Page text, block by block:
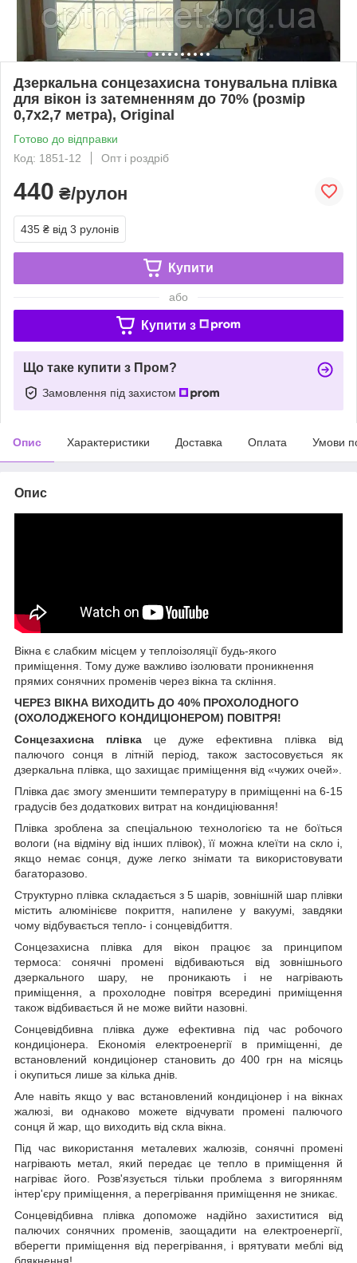
Дзеркальна сонцезахисна тонувальна плівка
для вікон із затемненням до 70% (розмір
0,7х2,7 метра), Original
Готово до відправки
Код: 1851-12
Опт і роздріб
440 ₴/рулон
435 ₴ від 3 рулонів
Купити
або
Купити з
Що таке купити з Пром?
Замовлення під захистом
Опис Характеристики Доставка Оплата Умови
Опис
Вікна є слабким місцем у теплоізоляції будь-якого
приміщення. Тому дуже важливо ізолювати проникнення
прямих сонячних променів через вікна та скління.
ЧЕРЕЗ ВІКНА ВИХОДИТЬ ДО 40% ПРОХОЛОДНОГО
(ОХОЛОДЖЕНОГО КОНДИЦІОНЕРОМ) ПОВІТРЯ!
Сонцезахисна плівка це дуже ефективна плівка від
палючого сонця в літній період, також застосовується як
дзеркальна плівка, що захищає приміщення від «чужих очей».
Плівка дає змогу зменшити температуру в приміщенні на 6-15
градусів без додаткових витрат на кондиціювання!
Плівка зроблена за спеціальною технологією та не боїться
вологи (на відміну від інших плівок), її можна клеїти на скло і,
якщо немає сонця, дуже легко знімати та використовувати
багаторазово.
Структурно плівка складається з 5 шарів, зовнішній шар плівки
містить алюмінієве покриття, напилене у вакуумі, завдяки
чому відбувається тепло- і сонцевідбиття.
Сонцезахисна плівка для вікон працює за принципом
термоса: сонячні промені відбиваються від зовнішнього
дзеркального шару, не проникають і не нагрівають
приміщення, а прохолодне повітря всередині приміщення
також відбивається й не може вийти назовні.
Сонцевідбивна плівка дуже ефективна під час робочого
кондиціонера. Економія електроенергії в приміщенні, де
встановлений кондиціонер становить до 400 грн на місяць
і окупиться лише за кілька днів.
Але навіть якщо у вас встановлений кондиціонер і на вікнах
жалюзі, ви однаково можете відчувати промені палючого
сонця й жар, що виходить від скла вікна.
Під час використання металевих жалюзів, сонячні промені
нагрівають метал, який передає це тепло в приміщення й
нагріває його. Розв'язується тільки проблема з вигорянням
інтер'єру приміщення, а перегрівання приміщення не зникає.
Сонцевідбивна плівка допоможе надійно захиститися від
палючих сонячних променів, заощадити на електроенергії,
вберегти приміщення від перегрівання, і врятувати меблі від
блякнення!